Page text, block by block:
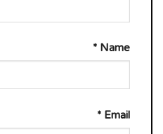
Name
*
Email
*